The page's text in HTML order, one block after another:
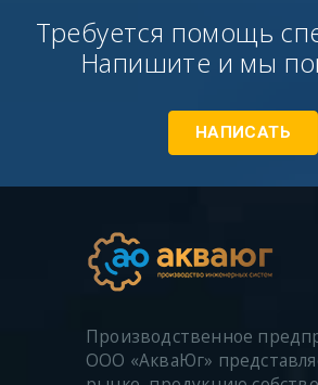
Требуется помощь
Напишите и мы
НАПИСАТЬ
Производственное
ООО «АкваЮг»